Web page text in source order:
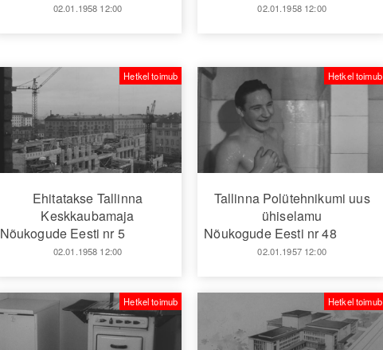
02.01.1958 12:00 02.01.1958 12:00
Ehitatakse Tallinna
Keskkaubamaja
Nõukogude Eesti nr 5
02.01.1958 12:00
Hetkel toimub
Tallinna Polütehnikumi uus
ühiselamu
Nõukogude Eesti nr 48
02.01.1957 12:00
Hetkel toimub
Hetkel toimub Hetkel toimub